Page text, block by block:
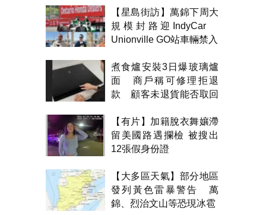
【星島街訪】萬錦下周大
規模封路迎IndyCar
Unionville GO站車輛禁入
煮食爐安裝3日爆玻璃爐
面 商戶稱可修理拒退
款 顧客未退貨能否取回
【有片】加籍脫衣舞孃滯
留美國路遇攔檢 被搜出
12張假身份證
【大多區天氣】部分地區
發列黃色雷暴警告 萬
錦、烈治文山等恐現冰雹